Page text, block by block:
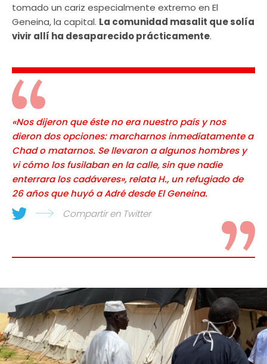
tomado un cariz especialmente extremo en El
Geneina, la capital. La comunidad masalit que solía
vivir allí ha desaparecido prácticamente.
«Nos dijeron que éste no era nuestro país y nos
dieron dos opciones: marcharnos inmediatamente a
Chad o matarnos. Se llevaron a algunos hombres y
vi cómo los fusilaban en la calle, sin que nadie
enterrara los cadáveres», relata H., un refugiado de
26 años que huyó a Adré desde El Geneina.
Compartir en Twitter